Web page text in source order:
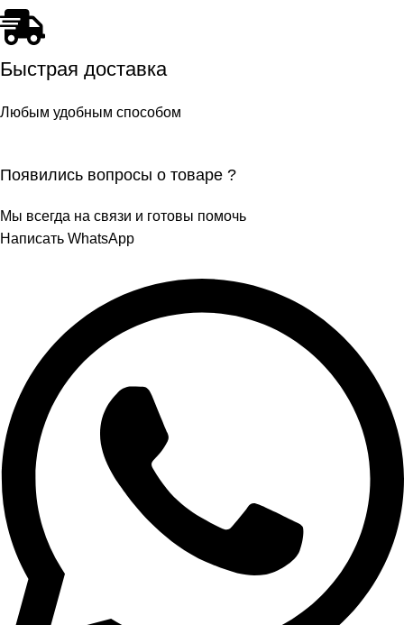
Быстрая доставка
Любым удобным способом
Появились вопросы о товаре ?
Мы всегда на связи и готовы помочь
Написать WhatsApp